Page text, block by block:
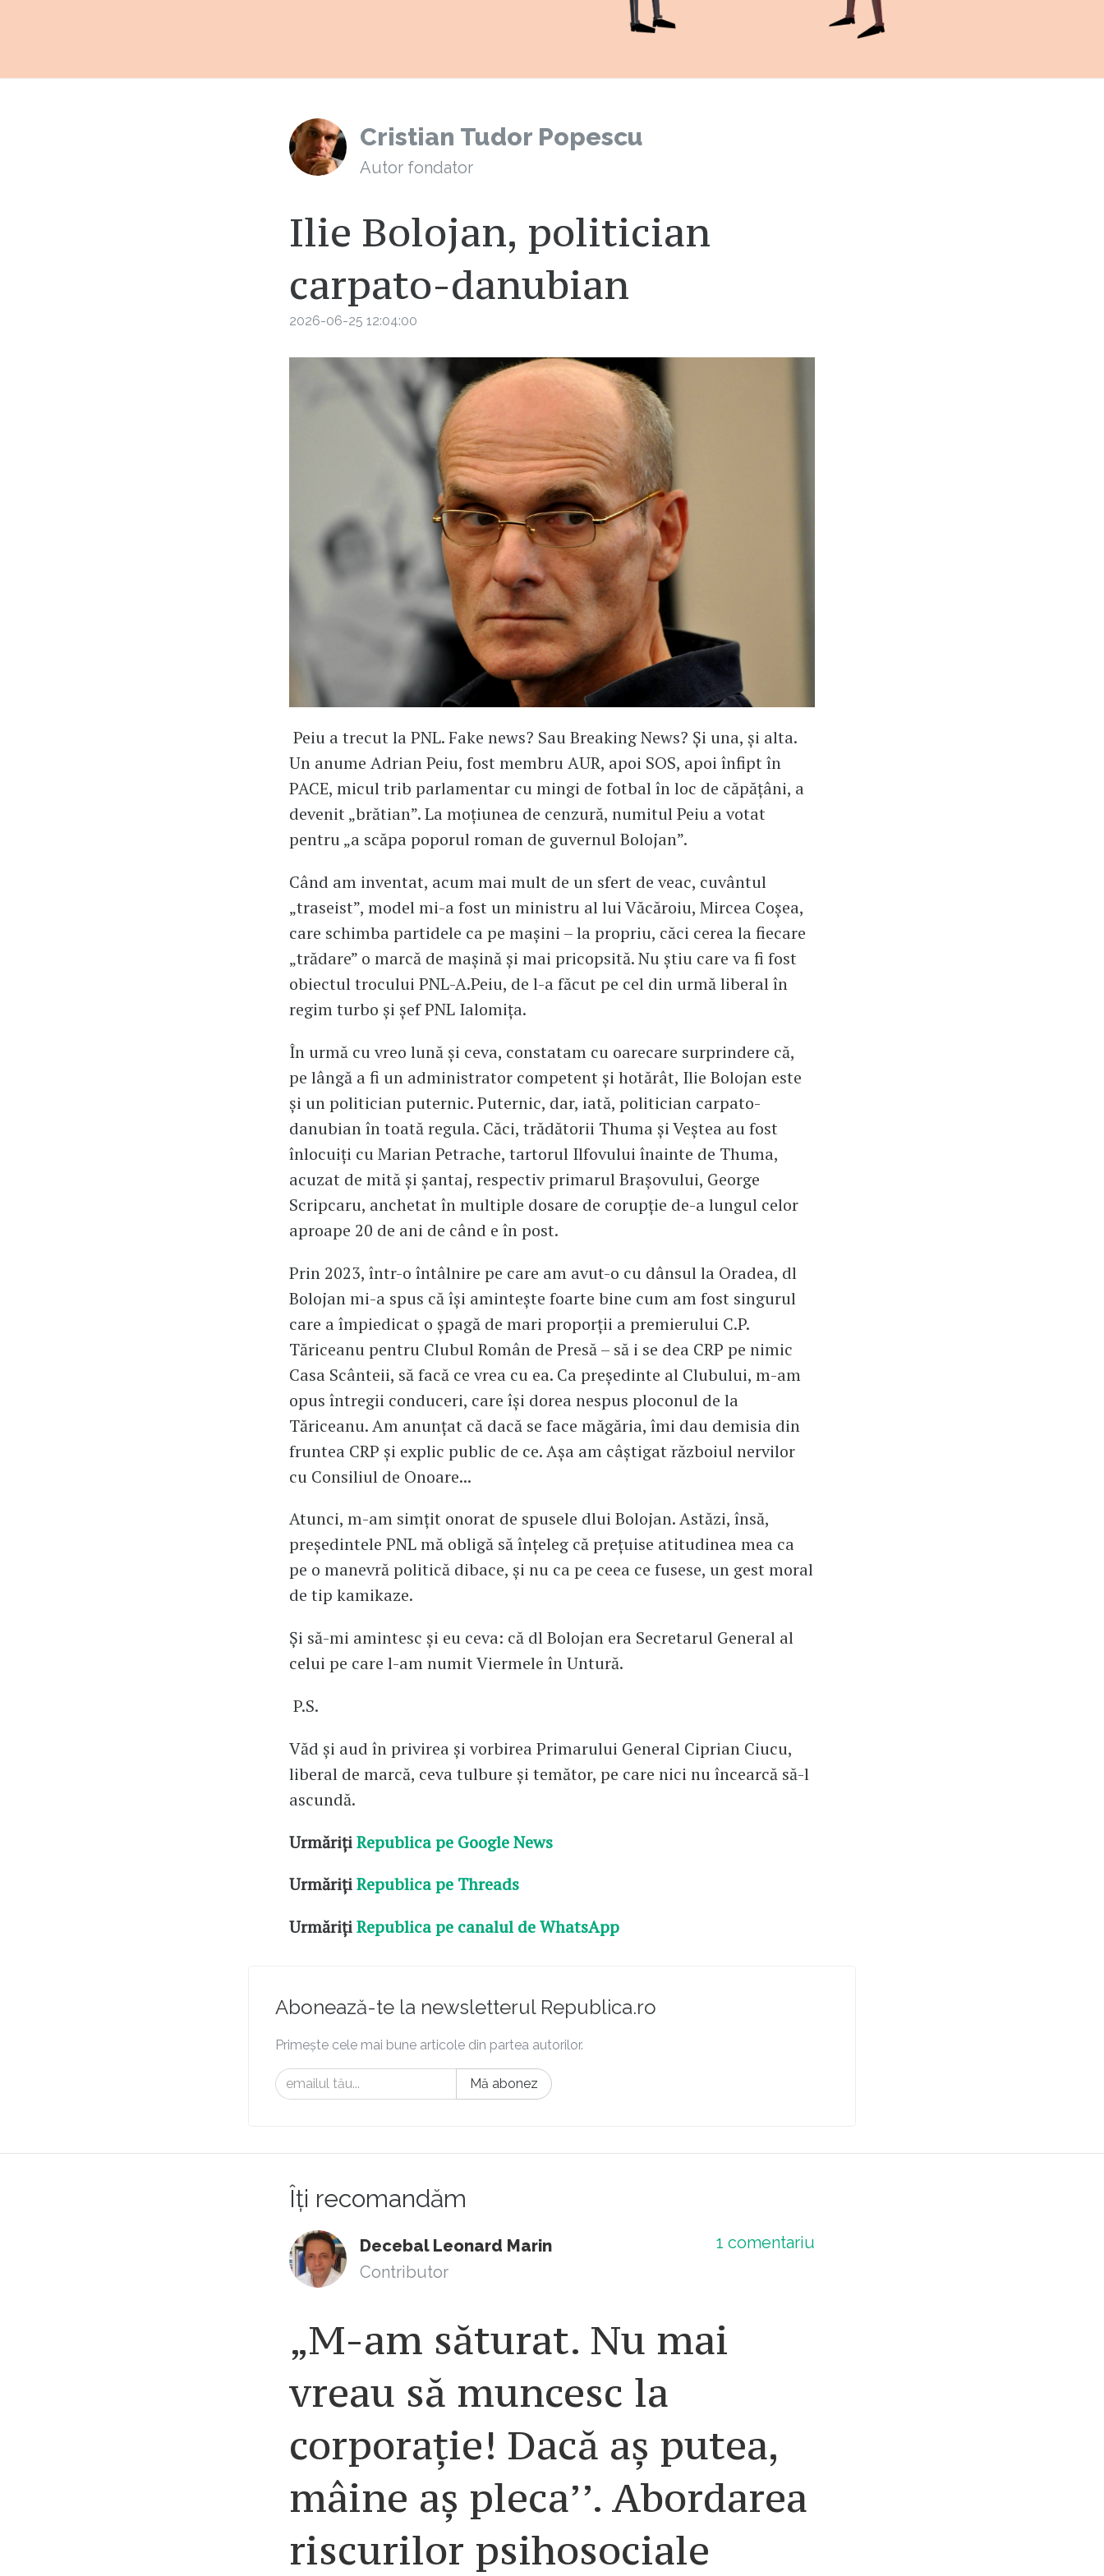
Cristian Tudor Popescu
Autor fondator
Ilie Bolojan, politician
carpato-danubian
2026-06-25 12:04:00
Peiu a trecut la PNL. Fake news? Sau Breaking News? Și una, și alta.
Un anume Adrian Peiu, fost membru AUR, apoi SOS, apoi înfipt în
PACE, micul trib parlamentar cu mingi de fotbal în loc de căpățâni, a
devenit „brătian”. La moțiunea de cenzură, numitul Peiu a votat
pentru „a scăpa poporul roman de guvernul Bolojan”.
Când am inventat, acum mai mult de un sfert de veac, cuvântul
„traseist”, model mi-a fost un ministru al lui Văcăroiu, Mircea Coșea,
care schimba partidele ca pe mașini – la propriu, căci cerea la fiecare
„trădare” o marcă de mașină și mai pricopsită. Nu știu care va fi fost
obiectul trocului PNL-A.Peiu, de l-a făcut pe cel din urmă liberal în
regim turbo și șef PNL Ialomița.
În urmă cu vreo lună și ceva, constatam cu oarecare surprindere că,
pe lângă a fi un administrator competent și hotărât, Ilie Bolojan este
și un politician puternic. Puternic, dar, iată, politician carpato-
danubian în toată regula. Căci, trădătorii Thuma și Veștea au fost
înlocuiți cu Marian Petrache, tartorul Ilfovului înainte de Thuma,
acuzat de mită și șantaj, respectiv primarul Brașovului, George
Scripcaru, anchetat în multiple dosare de corupție de-a lungul celor
aproape 20 de ani de când e în post.
Prin 2023, într-o întâlnire pe care am avut-o cu dânsul la Oradea, dl
Bolojan mi-a spus că își amintește foarte bine cum am fost singurul
care a împiedicat o șpagă de mari proporții a premierului C.P.
Tăriceanu pentru Clubul Român de Presă – să i se dea CRP pe nimic
Casa Scânteii, să facă ce vrea cu ea. Ca președinte al Clubului, m-am
opus întregii conduceri, care își dorea nespus ploconul de la
Tăriceanu. Am anunțat că dacă se face măgăria, îmi dau demisia din
fruntea CRP și explic public de ce. Așa am câștigat războiul nervilor
cu Consiliul de Onoare...
Atunci, m-am simțit onorat de spusele dlui Bolojan. Astăzi, însă,
președintele PNL mă obligă să înțeleg că prețuise atitudinea mea ca
pe o manevră politică dibace, și nu ca pe ceea ce fusese, un gest moral
de tip kamikaze.
Și să-mi amintesc și eu ceva: că dl Bolojan era Secretarul General al
celui pe care l-am numit Viermele în Untură.
P.S.
Văd și aud în privirea și vorbirea Primarului General Ciprian Ciucu,
liberal de marcă, ceva tulbure și temător, pe care nici nu încearcă să-l
ascundă.
UrmărițiRepublica pe Google News
UrmărițiRepublica pe Threads
UrmărițiRepublica pe canalul de WhatsApp
Abonează-te la newsletterul Republica.ro
Primește cele mai bune articole din partea autorilor.
Mă abonez
Îți recomandăm
Decebal Leonard Marin
Contributor
1 comentariu
„M-am săturat. Nu mai
vreau să muncesc la
corporație! Dacă aș putea,
mâine aș pleca’’. Abordarea
riscurilor psihosociale